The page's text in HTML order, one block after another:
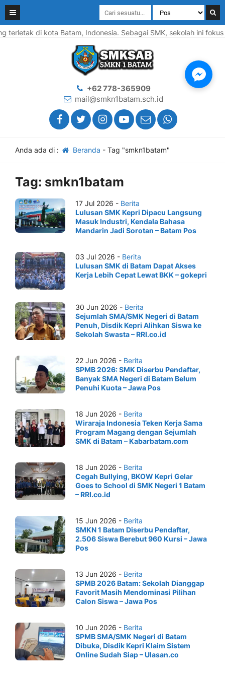
di kota Batam, Indonesia. Sebagai SMK, sekolah ini
+62 778-365909
mail@smkn1batam.sch.id
Anda ada di : Beranda - Tag "smkn1batam"
Tag: smkn1batam
17 Jul 2026 - Berita
Lulusan SMK Kepri Dipacu Langsung
Masuk Industri, Kendala Bahasa
Mandarin Jadi Sorotan – Batam Pos
03 Jul 2026 - Berita
Lulusan SMK di Batam Dapat Akses
Kerja Lebih Cepat Lewat BKK – gokepri
30 Jun 2026 - Berita
Sejumlah SMA/SMK Negeri di Batam
Penuh, Disdik Kepri Alihkan Siswa ke
Sekolah Swasta – RRI.co.id
22 Jun 2026 - Berita
SPMB 2026: SMK Diserbu Pendaftar,
Banyak SMA Negeri di Batam Belum
Penuhi Kuota – Jawa Pos
18 Jun 2026 - Berita
Wiraraja Indonesia Teken Kerja Sama
Program Magang dengan Sejumlah
SMK di Batam – Kabarbatam.com
18 Jun 2026 - Berita
Cegah Bullying, BKOW Kepri Gelar
Goes to School di SMK Negeri 1 Batam
– RRI.co.id
15 Jun 2026 - Berita
SMKN 1 Batam Diserbu Pendaftar,
2.506 Siswa Berebut 960 Kursi – Jawa
Pos
13 Jun 2026 - Berita
SPMB 2026 Batam: Sekolah Dianggap
Favorit Masih Mendominasi Pilihan
Calon Siswa – Jawa Pos
10 Jun 2026 - Berita
SPMB SMA/SMK Negeri di Batam
Dibuka, Disdik Kepri Klaim Sistem
Online Sudah Siap – Ulasan.co